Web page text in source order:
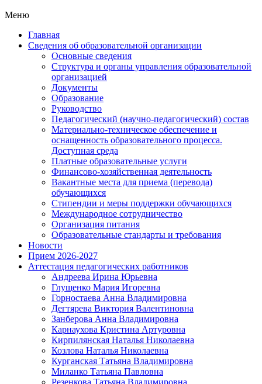
Меню
Главная
Сведения об образовательной организации
Основные сведения
Структура и органы управления образовательной
организацией
Документы
Образование
Руководство
Педагогический (научно-педагогический) состав
Материально-техническое обеспечение и
оснащенность образовательного процесса.
Доступная среда
Платные образовательные услуги
Финансово-хозяйственная деятельность
Вакантные места для приема (перевода)
обучающихся
Стипендии и меры поддержки обучающихся
Международное сотрудничество
Организация питания
Образовательные стандарты и требования
Новости
Прием 2026-2027
Аттестация педагогических работников
Андреева Ирина Юрьевна
Глущенко Мария Игоревна
Горностаева Анна Владимировна
Дегтярева Виктория Валентиновна
Занберова Анна Владимировна
Карнаухова Кристина Артуровна
Кирпилянская Наталья Николаевна
Козлова Наталья Николаевна
Курганская Татьяна Владимировна
Миланко Татьяна Павловна
Резенкова Татьяна Владимировна